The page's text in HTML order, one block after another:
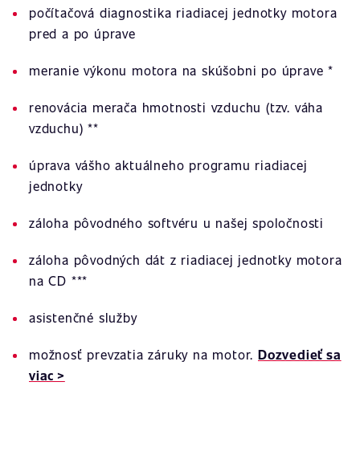
počítačová diagnostika riadiacej jednotky motora
pred a po úprave
meranie výkonu motora na skúšobni po úprave *
renovácia merača hmotnosti vzduchu (tzv. váha
vzduchu) **
úprava vášho aktuálneho programu riadiacej
jednotky
záloha pôvodného softvéru u našej spoločnosti
záloha pôvodných dát z riadiacej jednotky motora
na CD ***
asistenčné služby
možnosť prevzatia záruky na motor. Dozvedieť sa
viac >